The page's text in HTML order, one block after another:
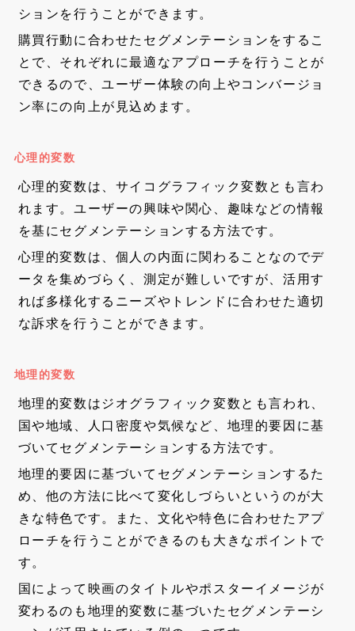
ションを行うことができます。
購買行動に合わせたセグメンテーションをするこ
とで、それぞれに最適なアプローチを行うことが
できるので、ユーザー体験の向上やコンバージョ
ン率にの向上が見込めます。
心理的変数
心理的変数は、サイコグラフィック変数とも言わ
れます。ユーザーの興味や関心、趣味などの情報
を基にセグメンテーションする方法です。
心理的変数は、個人の内面に関わることなのでデ
ータを集めづらく、測定が難しいですが、活用す
れば多様化するニーズやトレンドに合わせた適切
な訴求を行うことができます。
地理的変数
地理的変数はジオグラフィック変数とも言われ、
国や地域、人口密度や気候など、地理的要因に基
づいてセグメンテーションする方法です。
地理的要因に基づいてセグメンテーションするた
め、他の方法に比べて変化しづらいというのが大
きな特色です。また、文化や特色に合わせたアプ
ローチを行うことができるのも大きなポイントで
す。
国によって映画のタイトルやポスターイメージが
変わるのも地理的変数に基づいたセグメンテーシ